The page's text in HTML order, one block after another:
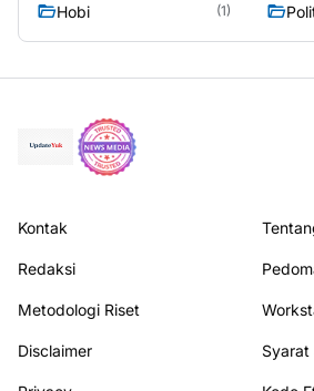
Hobi (1)
Kontak
Redaksi
Metodologi Riset
Disclaimer Syarat